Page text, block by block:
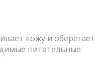
кожу и оберегает
питательные